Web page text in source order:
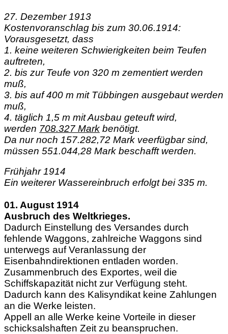
27. Dezember 1913
Kostenvoranschlag bis zum 30.06.1914:
Vorausgesetzt, dass
1. keine weiteren Schwierigkeiten beim Teufen
auftreten,
2. bis zur Teufe von 320 m zementiert werden
muß,
3. bis auf 400 m mit Tübbingen ausgebaut werden
muß,
4. täglich 1,5 m mit Ausbau geteuft wird,
werden 708.327 Mark benötigt.
Da nur noch 157.282,72 Mark veerfügbar sind,
müssen 551.044,28 Mark beschafft werden.
Frühjahr 1914
Ein weiterer Wassereinbruch erfolgt bei 335 m.
01. August 1914
Ausbruch des Weltkrieges.
Dadurch Einstellung des Versandes durch
fehlende Waggons, zahlreiche Waggons sind
unterwegs auf Veranlassung der
Eisenbahndirektionen entladen worden.
Zusammenbruch des Exportes, weil die
Schiffskapazität nicht zur Verfügung steht.
Dadurch kann des Kalisyndikat keine Zahlungen
an die Werke leisten.
Appell an alle Werke keine Vorteile in dieser
schicksalshaften Zeit zu beanspruchen.